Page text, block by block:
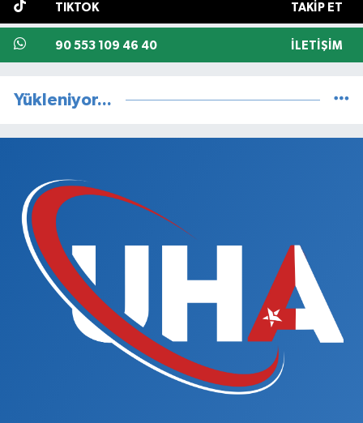
TIKTOK TAKIP ET
90 553 109 46 40 İLETIŞIM
Yükleniyor...